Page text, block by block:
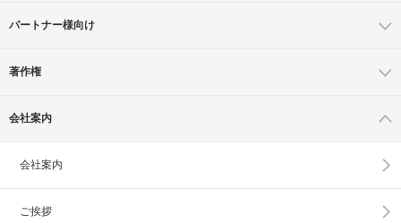
パートナー様向け
著作権
会社案内
会社案内
ご挨拶